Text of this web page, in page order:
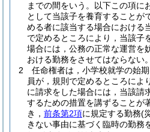
までの間をいう。以下この項に
として当該子を養育することが
める者に該当する場合における
で定めるところにより，当該子
場合には，公務の正常な運営を
おける勤務をさせてはならない。
2
任命権者は，小学校就学の始
員が，規則で定めるところによ
に請求をした場合には，当該請
するための措置を講ずることが
き， 前条第2項に規定する勤務(
きない事由に基づく臨時の勤務